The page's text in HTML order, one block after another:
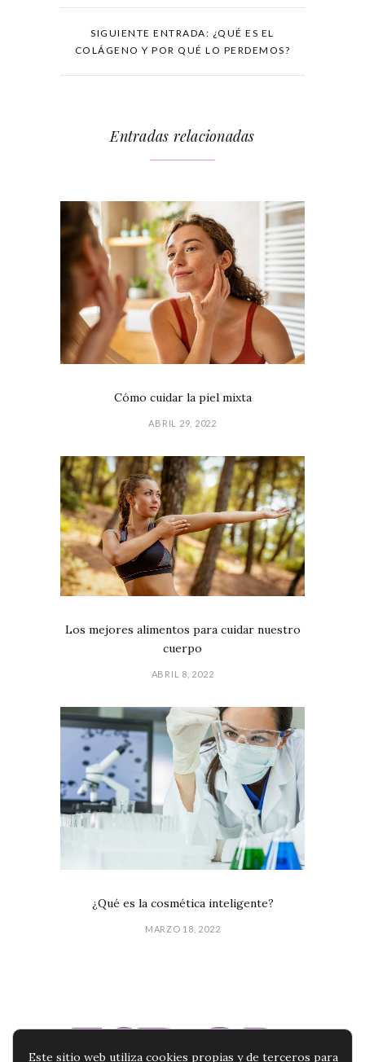
SIGUIENTE ENTRADA: ¿QUÉ ES EL
COLÁGENO Y POR QUÉ LO PERDEMOS?
Entradas relacionadas
Cómo cuidar la piel mixta
ABRIL 29, 2022
Los mejores alimentos para cuidar nuestro
cuerpo
ABRIL 8, 2022
¿Qué es la cosmética inteligente?
MARZO 18, 2022
Este sitio web utiliza cookies propias y de terceros para